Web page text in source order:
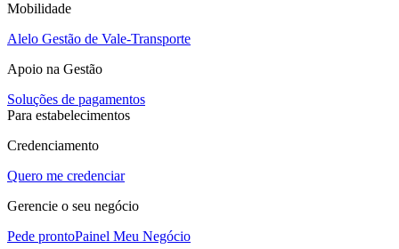
Mobilidade
Alelo Gestão de Vale-Transporte
Apoio na Gestão
Soluções de pagamentos
Para estabelecimentos
Credenciamento
Quero me credenciar
Gerencie o seu negócio
Pede prontoPainel Meu Negócio